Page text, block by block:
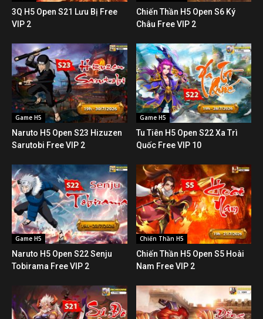
3Q H5 Open S21 Lưu Bị Free
VIP 2
Chiến Thần H5 Open S6 Ký
Châu Free VIP 2
Game H5
Naruto H5 Open S23 Hizuzen
Sarutobi Free VIP 2
Game H5
Tu Tiên H5 Open S22 Xa Trì
Quốc Free VIP 10
Game H5
Naruto H5 Open S22 Senju
Tobirama Free VIP 2
Chiến Thần H5
Chiến Thần H5 Open S5 Hoài
Nam Free VIP 2